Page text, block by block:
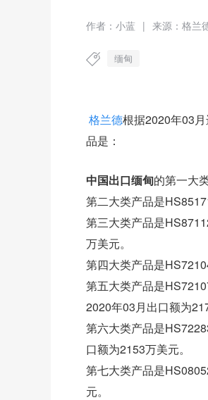
作者：小蓝 | 来源：格兰
缅甸
格兰德根据2020年03
品是：
中国出口缅甸的第一大
第二大类产品是
第三大类产品是
万美元。
第四大类产品是
第五大类产品是
2020年03月出口额为
第六大类产品是
口额为2153万美元。
第七大类产品是
元。